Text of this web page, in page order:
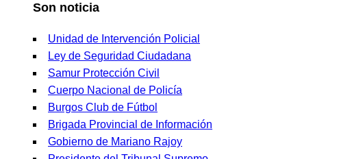
Son noticia
Unidad de Intervención Policial
Ley de Seguridad Ciudadana
Samur Protección Civil
Cuerpo Nacional de Policía
Burgos Club de Fútbol
Brigada Provincial de Información
Gobierno de Mariano Rajoy